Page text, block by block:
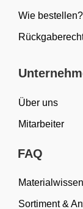
Wie bestellen?
Über uns
Mitarbeiter
FAQ
Materialwissen
Sortiment &